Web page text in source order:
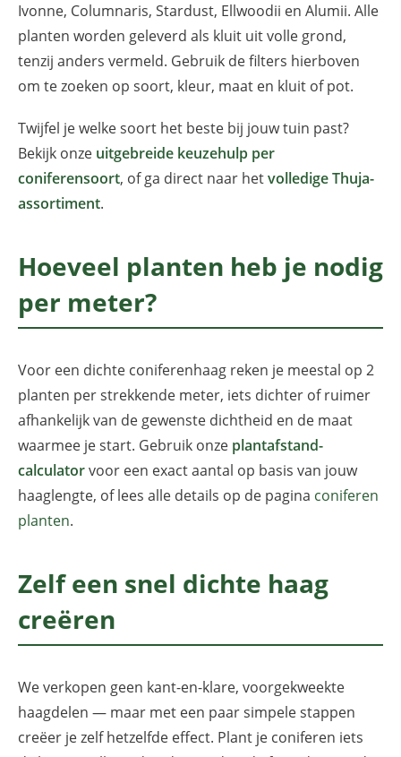
Ivonne, Columnaris, Stardust, Ellwoodii en Alumii. Alle
planten worden geleverd als kluit uit volle grond,
tenzij anders vermeld. Gebruik de filters hierboven
om te zoeken op soort, kleur, maat en kluit of pot.
Twijfel je welke soort het beste bij jouw tuin past?
Bekijk onze uitgebreide keuzehulp per
coniferensoort, of ga direct naar hetvolledige Thuja-
assortiment.
Hoeveel planten heb je nodig
per meter?
Voor een dichte coniferenhaag reken je meestal op 2
planten per strekkende meter, iets dichter of ruimer
afhankelijk van de gewenste dichtheid en de maat
waarmee je start. Gebruik onze plantafstand-
calculatorvoor een exact aantal op basis van jouw
haaglengte, of lees alle details op de pagina coniferen
planten.
Zelf een snel dichte haag
creëren
We verkopen geen kant-en-klare, voorgekweekte
haagdelen — maar met een paar simpele stappen
creëer je zelf hetzelfde effect. Plant je coniferen iets